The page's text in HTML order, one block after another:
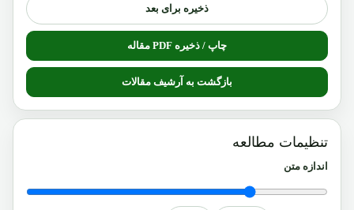
ذخیره برای بعد
چاپ / ذخیره PDF مقاله
بازگشت به آرشیف مقالات
تنظیمات مطالعه
اندازه متن